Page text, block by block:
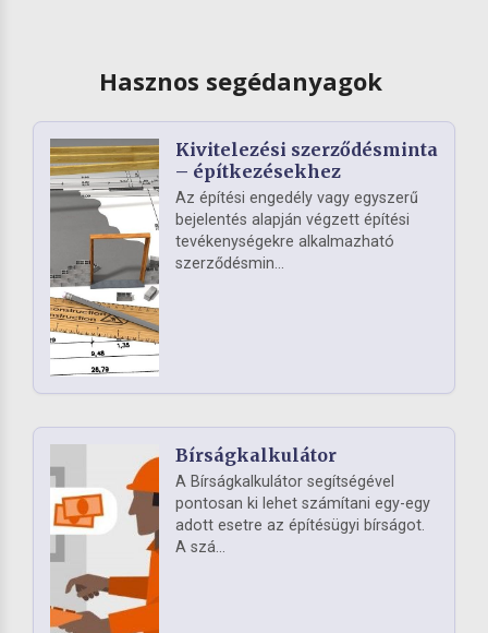
Hasznos segédanyagok
Kivitelezési szerződésminta
– építkezésekhez
Az építési engedély vagy egyszerű
bejelentés alapján végzett építési
tevékenységekre alkalmazható
szerződésmin...
Bírságkalkulátor
A Bírságkalkulátor segítségével
pontosan ki lehet számítani egy-egy
adott esetre az építésügyi bírságot.
A szá...